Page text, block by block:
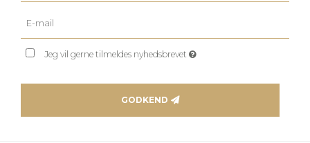
Jeg vil gerne tilmeldes nyhedsbrevet
GODKEND